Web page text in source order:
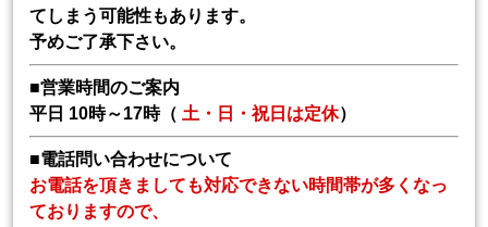
てしまう可能性もあります。
予めご了承下さい。
■営業時間のご案内
平日 10時～17時（ 土・日・祝日は定休）
■電話問い合わせについて
お電話を頂きましても対応できない時間帯が多くなっ
ておりますので、